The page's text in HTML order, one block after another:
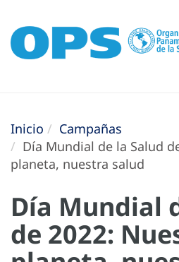
Inicio
Campañas
Día Mundial de la Salud
planeta, nuestra salud
Día Mundial
de 2022: